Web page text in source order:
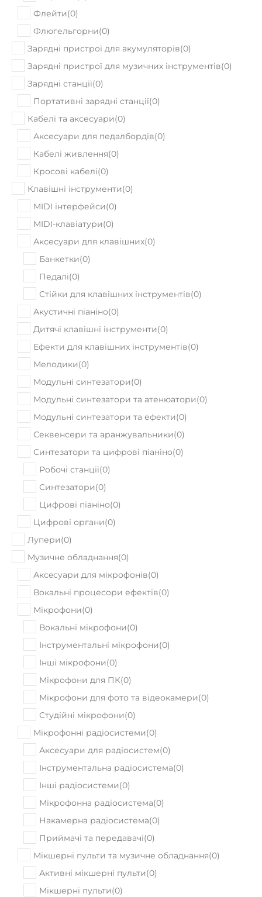
Флейти(0)
Флюгельгорни(0)
Зарядні пристрої для акумуляторів(0)
Зарядні пристрої для музичних інструментів(0)
Зарядні станції(0)
Портативні зарядні станції(0)
Кабелі та аксесуари(0)
Аксесуари для педалбордів(0)
Кабелі живлення(0)
Кросові кабелі(0)
Клавішні інструменти(0)
MIDI інтерфейси(0)
MIDI-клавіатури(0)
Аксесуари для клавішних(0)
Банкетки(0)
Педалі(0)
Стійки для клавішних інструментів(0)
Акустичні піаніно(0)
Дитячі клавішні інструменти(0)
Ефекти для клавішних інструментів(0)
Мелодики(0)
Модульні синтезатори(0)
Модульні синтезатори та атенюатори(0)
Модульні синтезатори та ефекти(0)
Секвенсери та аранжувальники(0)
Синтезатори та цифрові піаніно(0)
Робочі станції(0)
Синтезатори(0)
Цифрові піаніно(0)
Цифрові органи(0)
Лупери(0)
Музичне обладнання(0)
Аксeсуари для мікрофонів(0)
Вокальні процесори ефектів(0)
Мікрофони(0)
Вокальні мікрофони(0)
Інструментальні мікрофони(0)
Інші мікрофони(0)
Мікрофони для ПК(0)
Мікрофони для фото та відеокамери(0)
Студійні мікрофони(0)
Мікрофонні радіосистеми(0)
Аксесуари для радіосистем(0)
Інструментальна радіосистема(0)
Інші радіосистеми(0)
Мікрофонна радіосистема(0)
Накамерна радіосистема(0)
Приймачі та передавачі(0)
Мікшерні пульти та музичне обладнання(0)
Активні мікшерні пульти(0)
Мікшерні пульти(0)